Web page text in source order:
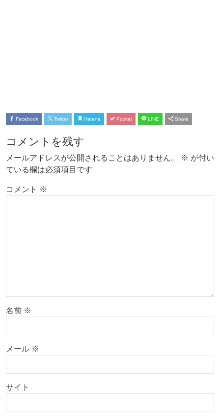
Facebook Twitter Hatena Pocket LINE Share
コメントを残す
メールアドレスが公開されることはありません。 ※ が付い
ている欄は必須項目です
コメント ※
名前 ※
メール ※
サイト